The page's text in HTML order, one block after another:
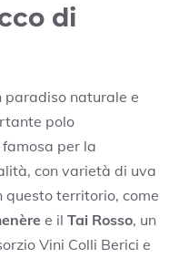
di
paradiso naturale e
polo
per la
con varietà di uva
questo territorio, come
e il Tai Rosso, un
Vini Colli Berici e